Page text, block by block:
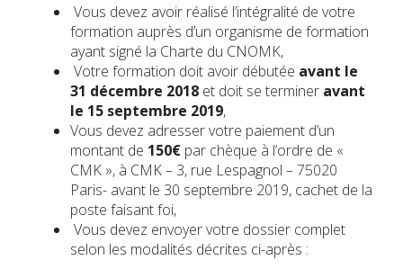
Vous devez avoir réalisé l’intégralité de votre
formation auprès d’un organisme de formation
ayant signé la Charte du CNOMK,
Votre formation doit avoir débutée avant le
31 décembre 2018 et doit se terminer avant
le 15 septembre 2019,
Vous devez adresser votre paiement d’un
montant de 150€ par chèque à l’ordre de «
CMK », à CMK – 3, rue Lespagnol – 75020
Paris- avant le 30 septembre 2019, cachet de la
poste faisant foi,
Vous devez envoyer votre dossier complet
selon les modalités décrites ci-après :